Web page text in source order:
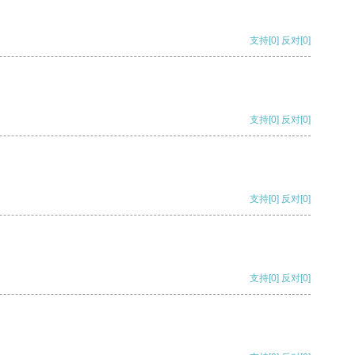
支持[0] 反对[0]
支持[0] 反对[0]
支持[0] 反对[0]
支持[0] 反对[0]